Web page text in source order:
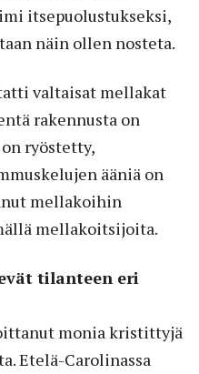
itsepuolustukseksi,
näin ollen nosteta.
valtaisat mellakat
rakennusta on
ryöstetty,
ääniä on
mellakoihin
mellakoitsijoita.
tilanteen eri
monia kristittyjä
Etelä-Carolinassa